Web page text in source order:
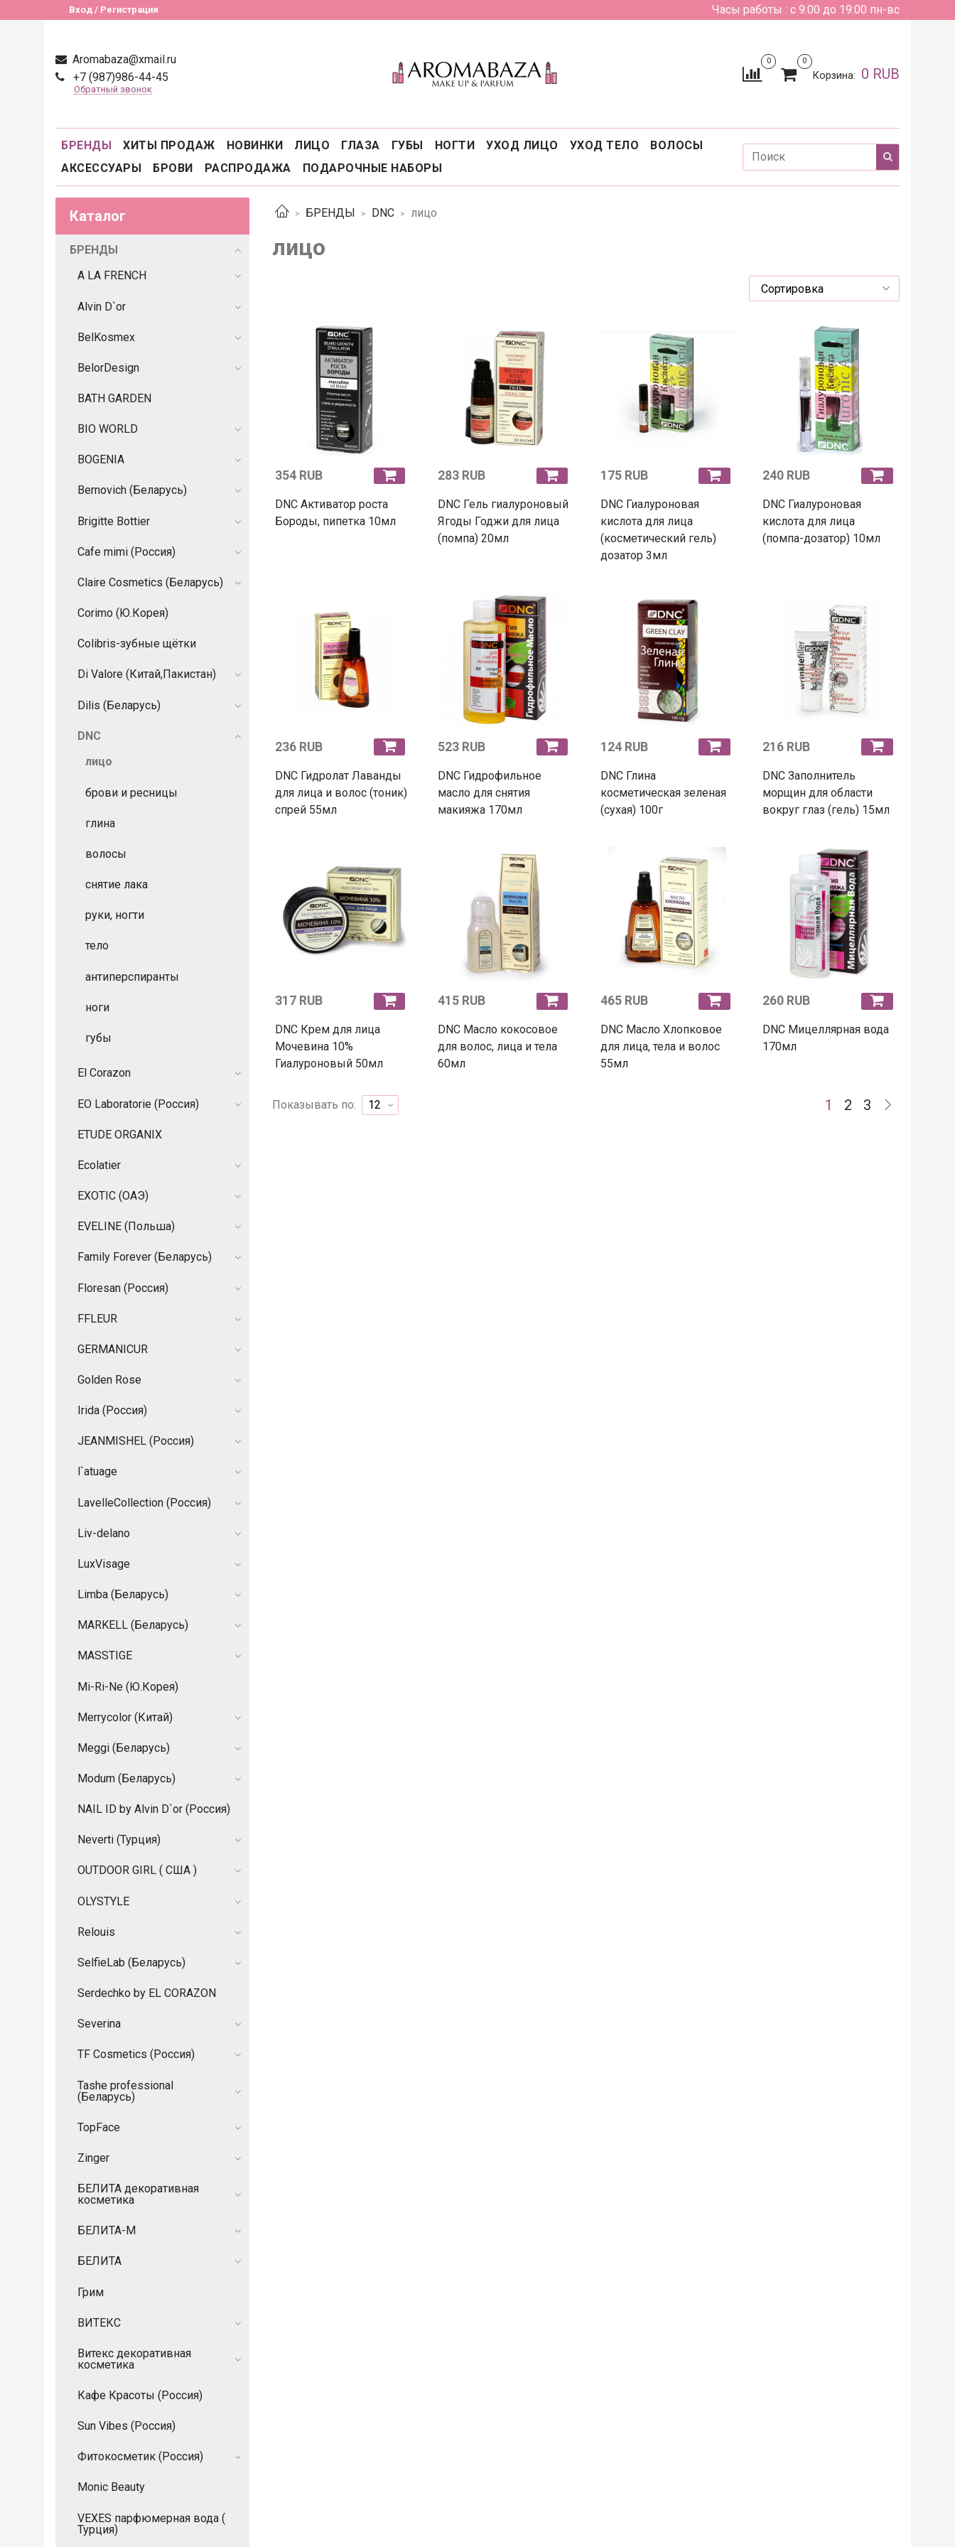
Вход / Регистрация Часы работы : с 9:00 до 19:00 пн-вс
Aromabaza@xmail.ru
+7 (987)986-44-45
Обратный звонок
0 0
Корзина: 0 RUB
БРЕНДЫ ХИТЫ ПРОДАЖ НОВИНКИ ЛИЦО ГЛАЗА ГУБЫ НОГТИ УХОД ЛИЦО УХОД ТЕЛО
ВОЛОСЫ
АКСЕССУАРЫ
БРОВИ РАСПРОДАЖА ПОДАРОЧНЫЕ НАБОРЫ
БРЕНДЫ DNC лицо
лицо
354 RUB
DNC Активатор роста
Бороды, пипетка 10мл
283 RUB
DNC Гель гиалуроновый
Ягоды Годжи для лица
(помпа) 20мл
175 RUB
DNC Гиалуроновая
кислота для лица
(косметический гель)
дозатор 3мл
240 RUB
DNC Гиалуроновая
кислота для лица
(помпа-дозатор) 10мл
236 RUB
DNC Гидролат Лаванды
для лица и волос (тоник)
спрей 55мл
523 RUB
DNC Гидрофильное
масло для снятия
макияжа 170мл
124 RUB
DNC Глина
косметическая зеленая
(сухая) 100г
216 RUB
DNC Заполнитель
морщин для области
вокруг глаз (гель) 15мл
317 RUB
DNC Крем для лица
Мочевина 10%
Гиалуроновый 50мл
415 RUB
DNC Масло кокосовое
для волос, лица и тела
60мл
465 RUB
DNC Масло Хлопковое
для лица, тела и волос
55мл
260 RUB
DNC Мицеллярная вода
170мл
Показывать по: 1 2 3
Каталог
БРЕНДЫ
A LA FRENCH
Alvin D`or
BelKosmex
BelorDesign
BATH GARDEN
BIO WORLD
BOGENIA
Bernovich (Беларусь)
Brigitte Bottier
Cafe mimi (Россия)
Claire Cosmetics (Беларусь)
Corimo (Ю.Корея)
Colibris-зубные щётки
Di Valore (Китай,Пакистан)
Dilis (Беларусь)
DNC
лицо
брови и ресницы
глина
волосы
снятие лака
руки, ногти
тело
антиперспиранты
ноги
губы
El Corazon
EO Laboratorie (Россия)
ETUDE ORGANIX
Ecolatier
EXOTIC (ОАЭ)
EVELINE (Польша)
Family Forever (Беларусь)
Floresan (Россия)
FFLEUR
GERMANIСUR
Golden Rose
Irida (Россия)
JEANMISHEL (Россия)
l`atuage
LavelleCollection (Россия)
Liv-delano
LuxVisage
Limba (Беларусь)
MARKELL (Беларусь)
MASSTIGE
Mi-Ri-Ne (Ю.Корея)
Merrycolor (Китай)
Meggi (Беларусь)
Modum (Беларусь)
NAIL ID by Alvin D`or (Россия)
Neverti (Турция)
OUTDOOR GIRL ( США )
OLYSTYLE
Relouis
SelfieLab (Беларусь)
Serdechko by EL CORAZON
Severina
TF Cosmetics (Россия)
Tashe professional
(Беларусь)
TopFace
Zinger
БЕЛИТА декоративная
косметика
БЕЛИТА-М
БЕЛИТА
Грим
ВИТЕКС
Витекс декоративная
косметика
Кафе Красоты (Россия)
Sun Vibes (Россия)
Фитокосметик (Россия)
Monic Beauty
VEXES парфюмерная вода (
Турция)